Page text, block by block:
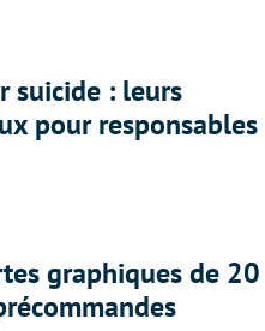
suicide : leurs
pour responsables
graphiques de 20